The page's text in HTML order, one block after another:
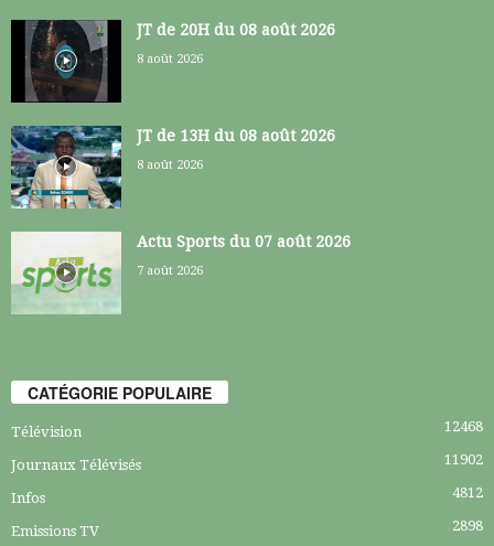
JT de 20H du 08 août 2026
8 août 2026
JT de 13H du 08 août 2026
8 août 2026
Actu Sports du 07 août 2026
7 août 2026
CATÉGORIE POPULAIRE
Télévision 12468
Journaux Télévisés 11902
Infos 4812
Emissions TV 2898